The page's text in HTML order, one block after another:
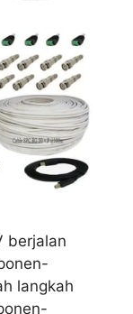
berjalan
langkah